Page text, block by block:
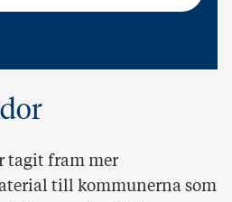
tagit fram mer
till kommunerna som